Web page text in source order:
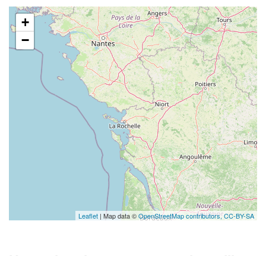
+
−
Leaflet | Map data ©OpenStreetMap contributors,CC-BY-SA